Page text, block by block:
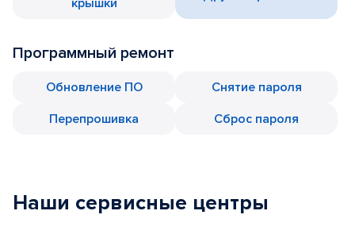
Программный ремонт
Обновление ПО
Снятие пароля
Перепрошивка
Сброс пароля
Наши сервисные центры